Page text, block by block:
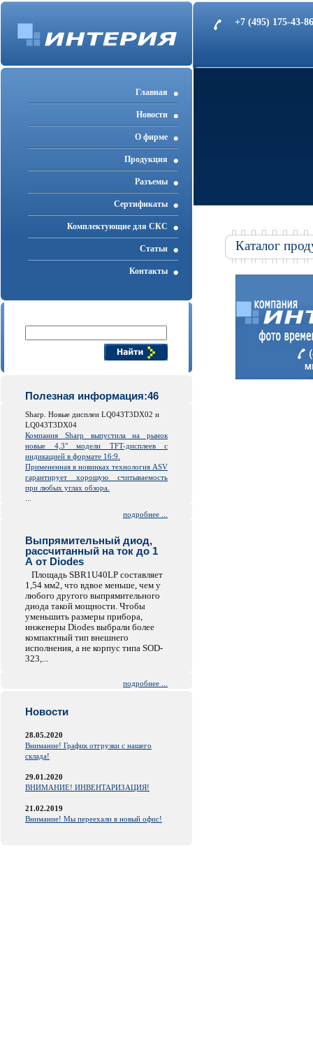
+7 (495) 175-43-
Главная
Новости
О фирме
Продукция
Разъемы
Cертификаты
Комплектующие для СКС
Статьи
Контакты
Полезная информация:46
Sharp. Новые дисплеи LQ043T3DX02 и
LQ043T3DX04
Компания Sharp выпустила на рынок
новые 4,3" модели TFT-дисплеев с
индикацией в формате 16:9.
Примененная в новинках технология ASV
гарантирует хорошую считываемость
при любых углах обзора.
подробнее ...
Выпрямительный диод,
рассчитанный на ток до 1
А от Diodes
Площадь SBR1U40LP составляет
1,54 мм2, что вдвое меньше, чем у
любого другого выпрямительного
диода такой мощности. Чтобы
уменьшить размеры прибора,
инженеры Diodes выбрали более
компактный тип внешнего
исполнения, а не корпус типа SOD-
323,...
подробнее ...
Новости
28.05.2020
Внимание! График отгрузки с нашего
склада!
29.01.2020
ВНИМАНИЕ! ИНВЕНТАРИЗАЦИЯ!
21.02.2019
Внимание! Мы переехали в новый офис!
Каталог